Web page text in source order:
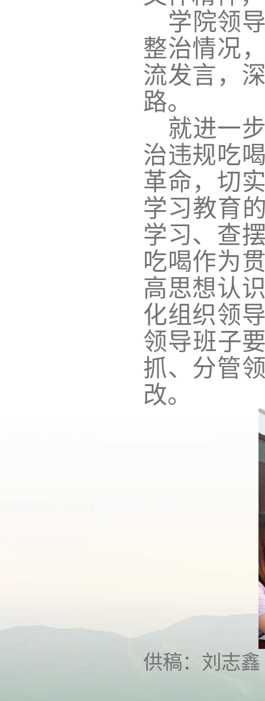
学院领
整治情况
流发言，
路。
就进一
治违规吃
革命，切
学习教育
学习、查
吃喝作为
高思想认
化组织领
领导班子
抓、分管
改。
供稿：刘志